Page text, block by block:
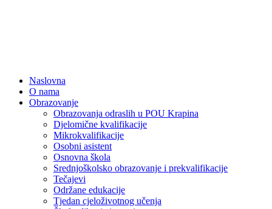
Naslovna
O nama
Obrazovanje
Obrazovanja odraslih u POU Krapina
Djelomične kvalifikacije
Mikrokvalifikacije
Osobni asistent
Osnovna škola
Srednjoškolsko obrazovanje i prekvalifikacije
Tečajevi
Održane edukacije
Tjedan cjeloživotnog učenja